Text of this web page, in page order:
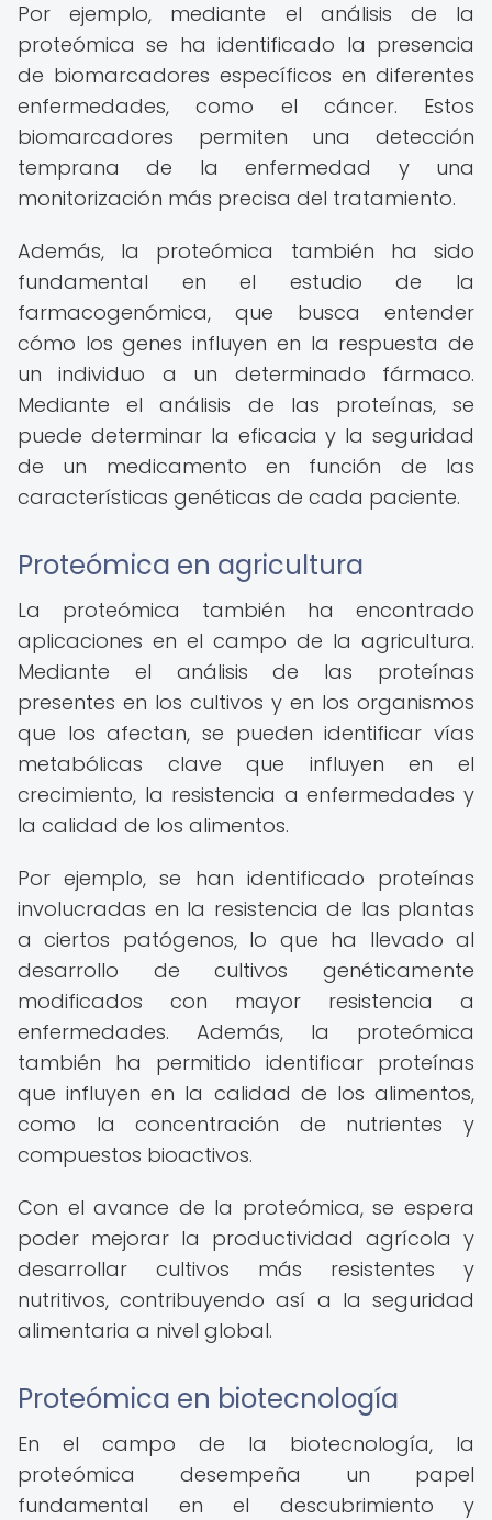
Por ejemplo, mediante el análisis de la
proteómica se ha identificado la presencia
de biomarcadores específicos en diferentes
enfermedades, como el cáncer. Estos
biomarcadores permiten una detección
temprana de la enfermedad y una
monitorización más precisa del tratamiento.
Además, la proteómica también ha sido
fundamental en el estudio de la
farmacogenómica, que busca entender
cómo los genes influyen en la respuesta de
un individuo a un determinado fármaco.
Mediante el análisis de las proteínas, se
puede determinar la eficacia y la seguridad
de un medicamento en función de las
características genéticas de cada paciente.
Proteómica en agricultura
La proteómica también ha encontrado
aplicaciones en el campo de la agricultura.
Mediante el análisis de las proteínas
presentes en los cultivos y en los organismos
que los afectan, se pueden identificar vías
metabólicas clave que influyen en el
crecimiento, la resistencia a enfermedades y
la calidad de los alimentos.
Por ejemplo, se han identificado proteínas
involucradas en la resistencia de las plantas
a ciertos patógenos, lo que ha llevado al
desarrollo de cultivos genéticamente
modificados con mayor resistencia a
enfermedades. Además, la proteómica
también ha permitido identificar proteínas
que influyen en la calidad de los alimentos,
como la concentración de nutrientes y
compuestos bioactivos.
Con el avance de la proteómica, se espera
poder mejorar la productividad agrícola y
desarrollar cultivos más resistentes y
nutritivos, contribuyendo así a la seguridad
alimentaria a nivel global.
Proteómica en biotecnología
En el campo de la biotecnología, la
proteómica desempeña un papel
fundamental en el descubrimiento y